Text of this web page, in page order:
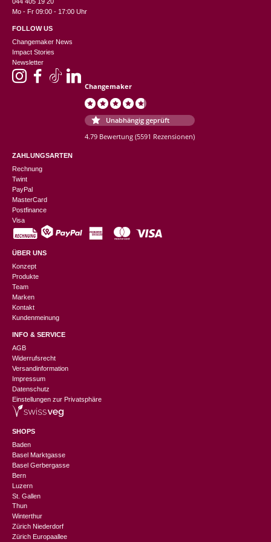
044 405 19 20
Mo - Fr 09:00 - 17:00 Uhr
FOLLOW US
Changemaker News
Impact Stories
Newsletter
Changemaker
Unabhängig geprüft
4.79 Bewertung (5591 Rezensionen)
ZAHLUNGSARTEN
Rechnung
Twint
PayPal
MasterCard
Postfinance
Visa
ÜBER UNS
Konzept
Produkte
Team
Marken
Kontakt
Kundenmeinung
INFO & SERVICE
AGB
Widerrufsrecht
Versandinformation
Impressum
Datenschutz
Einstellungen zur Privatsphäre
SHOPS
Baden
Basel Marktgasse
Basel Gerbergasse
Bern
Luzern
St. Gallen
Thun
Winterthur
Zürich Niederdorf
Zürich Europaallee